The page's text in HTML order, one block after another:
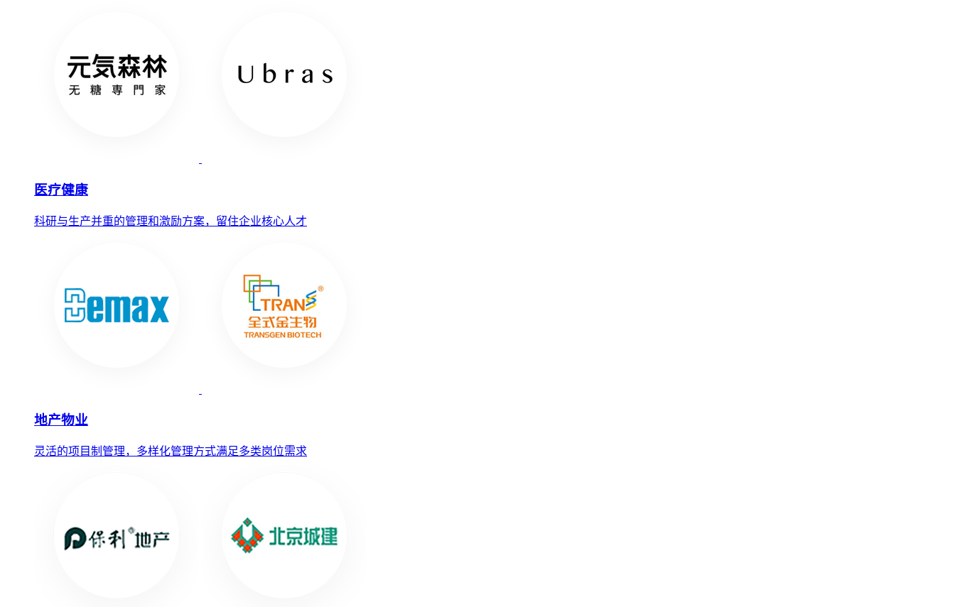
医疗健康
科研与生产并重的管理和激励方案，留住企业核心人才
地产物业
灵活的项目制管理，多样化管理方式满足多类岗位需求